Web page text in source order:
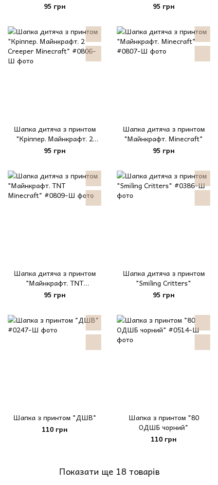
95 грн Creeper Minecraft"
95 грн
Шапка дитяча з принтом
"Кріппер. Майнкрафт. 2
Creeper Minecraft"
95 грн
Шапка дитяча з принтом
"Майнкрафт. Minecraft"
95 грн
Шапка дитяча з принтом
"Майнкрафт. TNT
Minecraft"
95 грн
Шапка дитяча з принтом
"Smiling Critters"
95 грн
Шапка з принтом "ДШВ"
110 грн
Шапка з принтом "80
ОДШБ чорний"
110 грн
Показати ще 18 товарів